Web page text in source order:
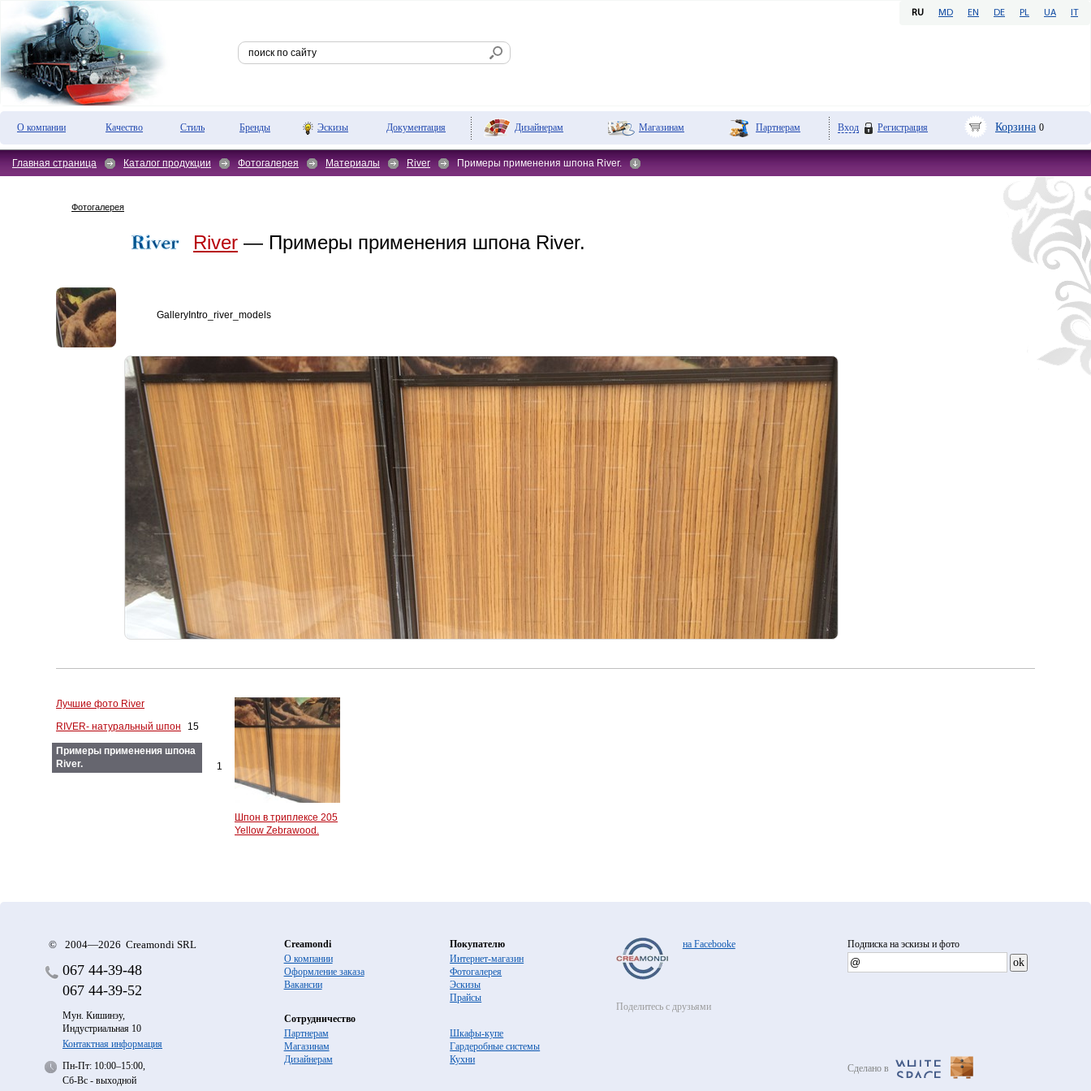
RU MD EN DE PL UA IT
О компании Качество Стиль Бренды Эскизы Документация Дизайнерам Магазинам Партнерам Вход Регистрация Корзина 0
Главная страница Каталог продукции Фотогалерея Материалы River Примеры применения шпона River.
Фотогалерея
River — Примеры применения шпона River.
GalleryIntro_river_models
Лучшие фото River
RIVER- натуральный шпон
15
Примеры применения шпона
River.
1
Шпон в триплексе 205
Yellow Zebrawood.
© 2004—2026 Creamondi SRL
067 44-39-48
067 44-39-52
Мун. Кишинэу,
Индустриальная 10
Контактная информация
Пн-Пт: 10:00–15:00,
Сб-Вс - выходной
Creamondi
О компании
Оформление заказа
Вакансии
Покупателю
Интернет-магазин
Фотогалерея
Эскизы
Прайсы
Сотрудничество
Партнерам
Магазинам
Дизайнерам
Шкафы-купе
Гардеробные системы
Кухни
на Facebooke
Поделитесь с друзьями
Подписка на эскизы и фото
Сделано в